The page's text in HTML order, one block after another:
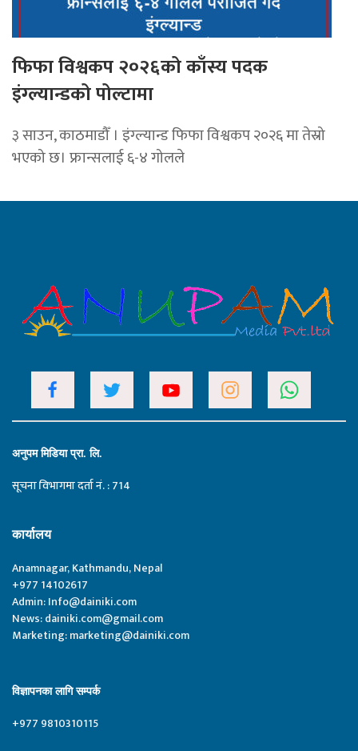
फिफा विश्वकप २०२६को काँस्य पदक
इंग्ल्यान्डको पोल्टामा
३ साउन, काठमाडौँ । इंग्ल्यान्ड फिफा विश्वकप २०२६ मा तेस्रो
भएको छ। फ्रान्सलाई ६-४ गोलले
अनुपम मिडिया प्रा. लि.
सूचना विभागमा दर्ता नं. : 714
कार्यालय
Anamnagar, Kathmandu, Nepal
+977 14102617
Admin:Info@dainiki.com
News:dainiki.com@gmail.com
Marketing:marketing@dainiki.com
विज्ञापनका लागि सम्पर्क
+977 9810310115